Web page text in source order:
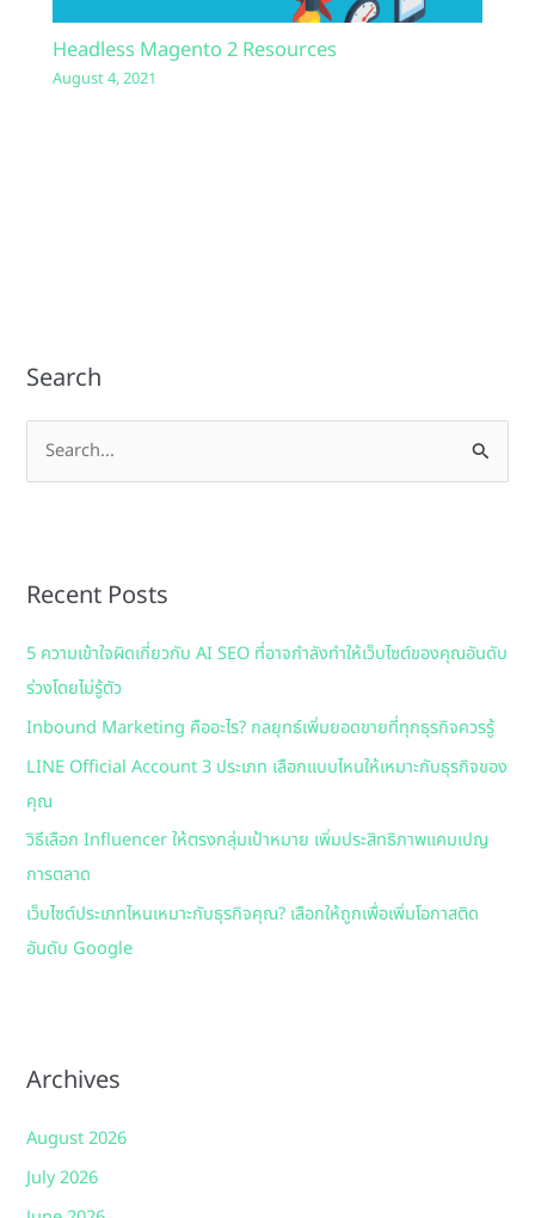
Headless Magento 2 Resources
August 4, 2021
Search
e
c
f
o
r
:
Recent Posts
5 ความเข้าใจผิดเกี่ยวกับ AI SEO ที่อาจกำลังทำให้เว็บไซต์ของคุณอันดับ
ร่วงโดยไม่รู้ตัว
Inbound Marketing คืออะไร? กลยุทธ์เพิ่มยอดขายที่ทุกธุรกิจควรรู้
LINE Official Account 3 ประเภท เลือกแบบไหนให้เหมาะกับธุรกิจของ
คุณ
วิธีเลือก Influencer ให้ตรงกลุ่มเป้าหมาย เพิ่มประสิทธิภาพแคมเปญ
การตลาด
เว็บไซต์ประเภทไหนเหมาะกับธุรกิจคุณ? เลือกให้ถูกเพื่อเพิ่มโอกาสติด
อันดับ Google
Archives
August 2026
July 2026